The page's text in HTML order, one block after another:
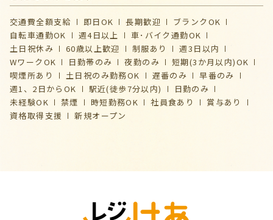
交通費全額支給 即日OK 長期歓迎
ブランクOK
自転車通勤OK
週4日以上
車･バイク通勤OK
土日祝休み
60歳以上歓迎 制服あり
週3日以内
WワークOK
日勤帯のみ 夜勤のみ
短期(3か月以内)OK
喫煙所あり
土日祝のみ勤務OK 遅番のみ
早番のみ
週1、2日からOK
駅近(徒歩7分以内)
日勤のみ
未経験OK
禁煙 時短勤務OK 社員食あり
賞与あり
資格取得支援
新規オープン